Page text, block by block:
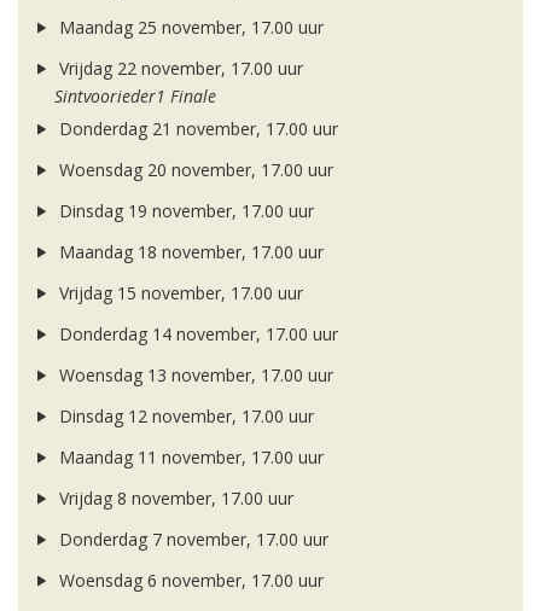
Maandag 25 november, 17.00 uur
Vrijdag 22 november, 17.00 uur
Sintvoorieder1 Finale
Donderdag 21 november, 17.00 uur
Woensdag 20 november, 17.00 uur
Dinsdag 19 november, 17.00 uur
Maandag 18 november, 17.00 uur
Vrijdag 15 november, 17.00 uur
Donderdag 14 november, 17.00 uur
Woensdag 13 november, 17.00 uur
Dinsdag 12 november, 17.00 uur
Maandag 11 november, 17.00 uur
Vrijdag 8 november, 17.00 uur
Donderdag 7 november, 17.00 uur
Woensdag 6 november, 17.00 uur